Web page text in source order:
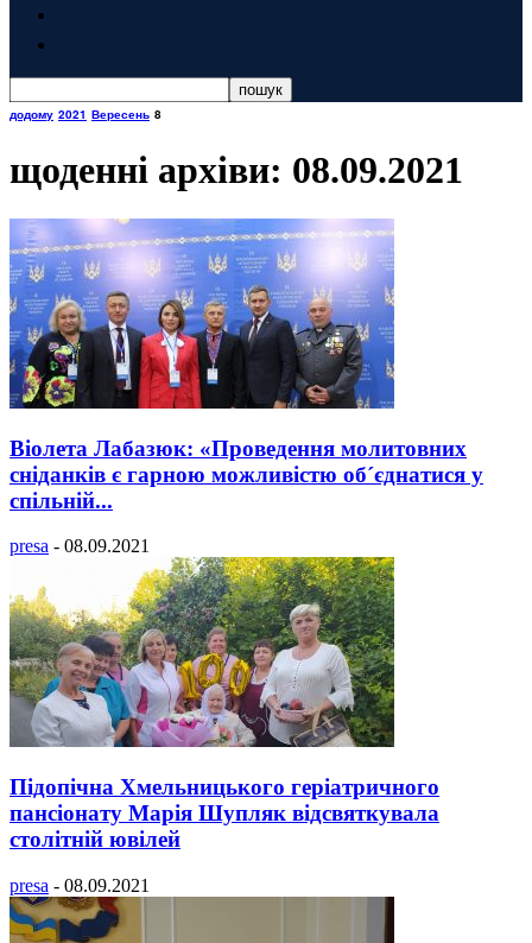
додому 2021 Вересень 8
щоденні архіви: 08.09.2021
Віолета Лабазюк: «Проведення молитовних
сніданків є гарною можливістю об´єднатися у
спільній...
presa - 08.09.2021
Підопічна Хмельницького геріатричного
пансіонату Марія Шупляк відсвяткувала
столітній ювілей
presa - 08.09.2021